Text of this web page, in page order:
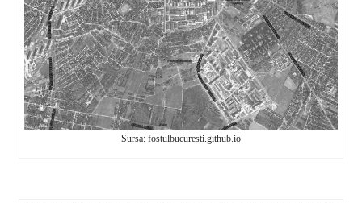
Sursa: fostulbucuresti.github.io